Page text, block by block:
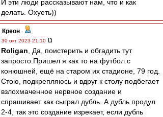
И эти люди рассказывают нам, что и как
делать. Охуеть))
Креон -
30 окт 2023 21:10
Roligan , Да, поистерить и обгадить тут
запросто.Пришел я как то на футбол с
конюшней, ещё на старом их стадионе, 79 год.
Стою, подкрепляюсь и вдруг к столу подбегает
взлохмаченное нервное создание и
спрашивает как сыграл дубль. А дубль продул
2-4, так это создание изрекает, если дубль